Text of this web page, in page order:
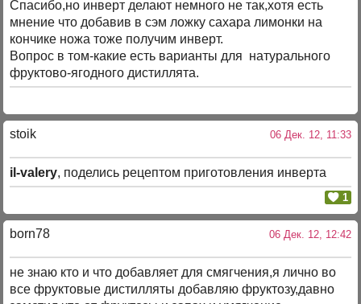
Спасибо,но инверт делают немного не так,хотя есть
мнение что добавив в сэм ложку сахара лимонки на
кончике ножа тоже получим инверт.
Вопрос в том-какие есть варианты для натурального
фруктово-ягодного дистиллята.
stoik 06 Дек. 12, 11:33
il-valery, поделись рецептом приготовления инверта
1
born78 06 Дек. 12, 12:42
не знаю кто и что добавляет для смягчения,я лично во
все фруктовые дистилляты добавляю фруктозу,давно